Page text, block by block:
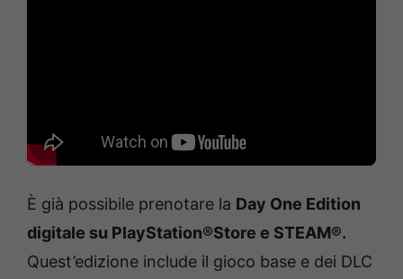
È già possibile prenotare la Day One Edition
digitale su PlayStation®Store e STEAM®.
Quest’edizione include il gioco base e dei DLC